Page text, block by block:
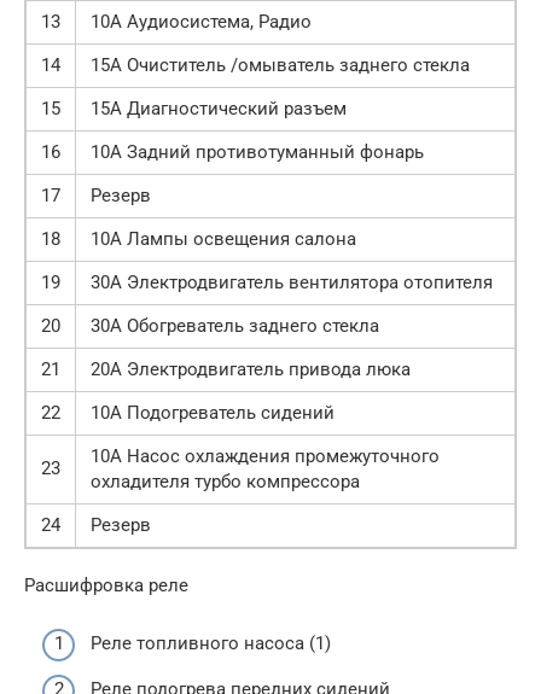
13
10A Аудиосистема, Радио
14
15A Очиститель /омыватель заднего стекла
15
15A Диагностический разъем
16
10A Задний противотуманный фонарь
17
Резерв
18
10A Лампы освещения салона
19
30A Электродвигатель вентилятора отопителя
20
30A Обогреватель заднего стекла
21
20A Электродвигатель привода люка
22
10A Подогреватель сидений
23
10A Насос охлаждения промежуточного
охладителя турбо компрессора
24
Резерв
Расшифровка реле
Реле топливного насоса (1)
Реле подогрева передних сидений